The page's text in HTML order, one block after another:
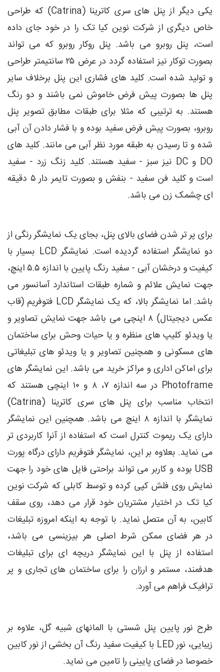
یکی دیگر از پنل های سری کاترینا (Catrina) که طراحی
خاص دیگری از شرکت نوین کیا تک را در خود جای داده
است، پنل روبرو می باشد. پنل روکار روبرو که می تواند
بصورت توکار نیز استفاده گردد در عرض ۲۵ سانتیمتر طراحی
و تولید شده است. کلید های فشاری این پنل برخلاف سایر
پنل ها بصورت پیش فرض خاموش نمی باشند و دو رنگ
هستند. به ترتیبی که مثلا برای طبقات مطابق تصویر پنل
روبرو، بصورت پیش فرض سفید بوده و با فشار دادن آن آبی
شده و تا رسیدن به طبقه مورد نظر آبی می مانند. کلید های
DO و DC نیز سبز - سفید هستند. کلید زنگ زرد - سفید
است و کلید فن سفید - بنفش و بصورت تایمر دار ۵ دقیقه
ای چشمک زن می باشد.
برای پر تر شدن فضای بالای پنل، بجای یک نمایشگر رنگی از
دو نمایشگر استفاده گردیده است. نمایشگر LCD بسیار با
کیفیت و درخشان آبی - سفید رنگ پایین با اندازه ۵.۵ اینچ،
جهت نمایش علائم و شماره طبقات استاندارد آسانسور می
باشد. اما نمایشگر بالا، که یک نمایشگر LCD فتوفریم (قاب
عکس دیجیتال) ۸ اینچی می باشد جهت نمایش تصاویر و
یا ویدئو کلیپ های منظره و یا حیات وحش برای ساختمان
های مسکونی و همچنین تصاویر و یا ویدئو های تبلیغاتی
برای اماکن اداری و مراکز خرید می باشد. این نمایشگر های
Photoframe در سه اندازه ۷، ۸ و ۱۰ اینچی هستند که
انتخاب مناسب برای پنل های سری کاترینا (Catrina)
نمایشگر با اندازه ۸ اینچ می باشد. همچنین این نمایشگر
دارای یک ریموت کنترل است که استفاده از آنرا کاربردی تر
می نماید. بعلاوه بر این، نمایشگر فتوفریم دارای درگاه پورت
USB بوده و کاربر می تواند براحتی فایل های خود را جهت
نمایش روی فلش کپی کرده و توسط کابلی که شرکت نوین
کیا تک در اختیار مشتریان خود قرار می دهد، روی سقف
کابین، به آن متصل نماید. با توجه به اینکه امروزه تبلیغات
در هر فضای ممکن شرط اصلی هر بیزینسی می باشد،
استفاده از پنل با این نمایشگر دریچه ای برای تبلیغات
هدفمند، مستمر و ارزان را برای ساختمان های تجاری و پر
ترافیک فراهم می آورد.
طرح نور پایین پنل شستی با المانهای شبیه گل، علاوه بر
زیبایی، نور LED با کیفیت سفید رنگ آن بخشی از نور کابین
خصوصا در فضای پایینی را تامین می نماید.